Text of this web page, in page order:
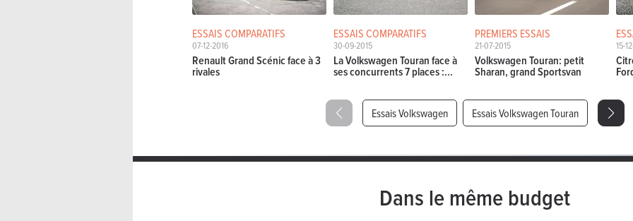
ESSAIS COMPARATIFS
07-12-2016
Renault Grand Scénic face à 3
rivales
ESSAIS COMPARATIFS
30-09-2015
La Volkswagen Touran face à
ses concurrents 7 places :...
PREMIERS ESSAIS
21-07-2015
Volkswagen Touran: petit
Sharan, grand Sportsvan
15-
Essais Volkswagen Essais Volkswagen Touran
Dans le même budget